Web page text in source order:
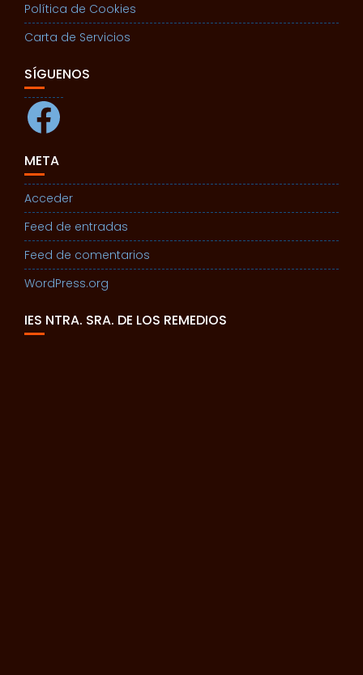
Política de Cookies
Carta de Servicios
SÍGUENOS
Facebook
META
Acceder
Feed de entradas
Feed de comentarios
WordPress.org
IES NTRA. SRA. DE LOS REMEDIOS